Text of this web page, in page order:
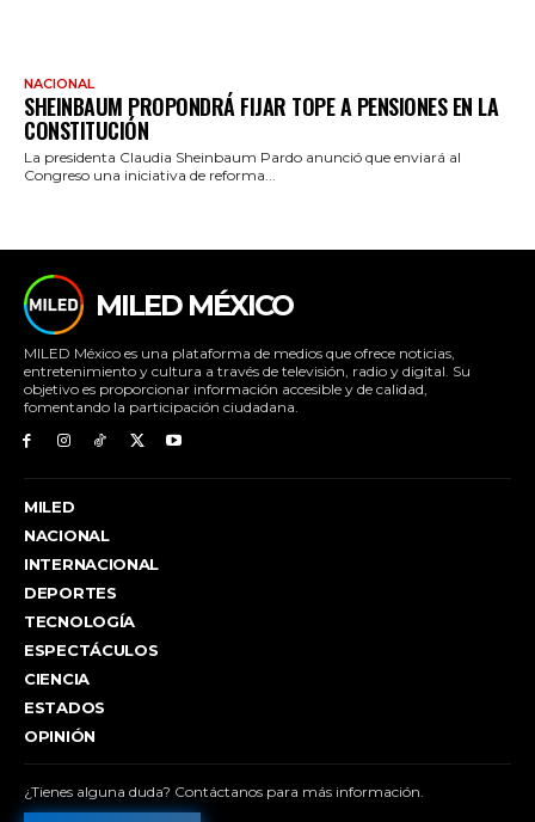
NACIONAL
SHEINBAUM PROPONDRÁ FIJAR TOPE A PENSIONES EN LA
CONSTITUCIÓN
La presidenta Claudia Sheinbaum Pardo anunció que enviará al
Congreso una iniciativa de reforma...
MILED MÉXICO
MILED México es una plataforma de medios que ofrece noticias,
entretenimiento y cultura a través de televisión, radio y digital. Su
objetivo es proporcionar información accesible y de calidad,
fomentando la participación ciudadana.
MILED
NACIONAL
INTERNACIONAL
DEPORTES
TECNOLOGÍA
ESPECTÁCULOS
CIENCIA
ESTADOS
OPINIÓN
¿Tienes alguna duda? Contáctanos para más información.